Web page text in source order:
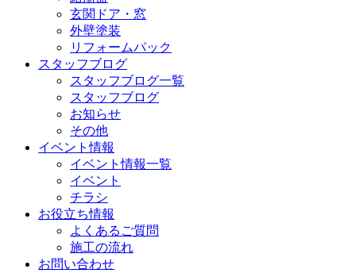
玄関ドア・窓
外壁塗装
リフォームパック
スタッフブログ
スタッフブログ一覧
スタッフブログ
お知らせ
その他
イベント情報
イベント情報一覧
イベント
チラシ
お役立ち情報
よくあるご質問
施工の流れ
お問い合わせ